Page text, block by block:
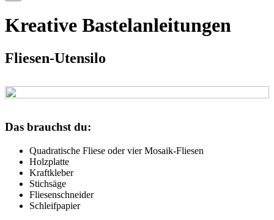
Kreative Bastelanleitungen
Fliesen-Utensilo
Das brauchst du:
Quadratische Fliese oder vier Mosaik-Fliesen
Holzplatte
Kraftkleber
Stichsäge
Fliesenschneider
Schleifpapier